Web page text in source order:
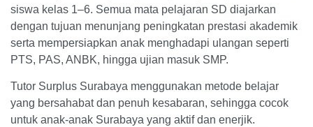
siswa kelas 1–6. Semua mata pelajaran SD diajarkan
dengan tujuan menunjang peningkatan prestasi akademik
serta mempersiapkan anak menghadapi ulangan seperti
PTS, PAS, ANBK, hingga ujian masuk SMP.
Tutor Surplus Surabaya menggunakan metode belajar
yang bersahabat dan penuh kesabaran, sehingga cocok
untuk anak-anak Surabaya yang aktif dan enerjik.